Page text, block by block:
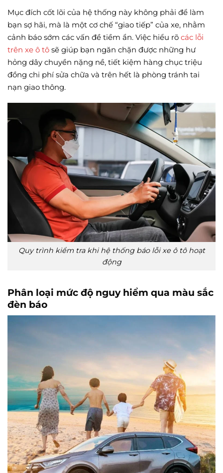
Mục đích cốt lõi của hệ thống này không phải để làm
bạn sợ hãi, mà là một cơ chế “giao tiếp” của xe, nhằm
cảnh báo sớm các vấn đề tiềm ẩn. Việc hiểu rõ các lỗi
trên xe ô tô sẽ giúp bạn ngăn chặn được những hư
hỏng dây chuyền nặng nề, tiết kiệm hàng chục triệu
đồng chi phí sửa chữa và trên hết là phòng tránh tai
nạn giao thông.
Quy trình kiểm tra khi hệ thống báo lỗi xe ô tô hoạt
động
Phân loại mức độ nguy hiểm qua màu sắc
đèn báo